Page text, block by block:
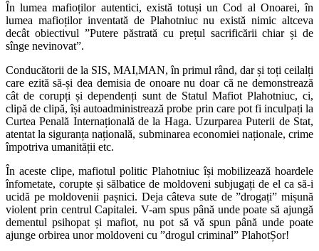
În lumea mafioților autentici, există totuși un Cod al Onoarei, în
lumea mafioților inventată de Plahotniuc nu există nimic altceva
decât obiectivul ”Putere păstrată cu prețul sacrificării chiar și de
sînge nevinovat”.
Conducătorii de la SIS, MAI,MAN, în primul rând, dar și toți ceilalți
care ezită să-și dea demisia de onoare nu doar că ne demonstrează
cât de corupți și dependenți sunt de Statul Mafiot Plahotniuc, ci,
clipă de clipă, își autoadministrează probe prin care pot fi inculpați la
Curtea Penală Internațională de la Haga. Uzurparea Puterii de Stat,
atentat la siguranța națională, subminarea economiei naționale, crime
împotriva umanității etc.
În aceste clipe, mafiotul politic Plahotniuc își mobilizează hoardele
înfometate, corupte și sălbatice de moldoveni subjugați de el ca să-i
ucidă pe moldovenii pașnici. Deja câteva sute de ”drogați” mișună
violent prin centrul Capitalei. V-am spus până unde poate să ajungă
dementul psihopat și mafiot, nu pot să vă spun până unde poate
ajunge orbirea unor moldoveni cu ”drogul criminal” PlahotȘor!